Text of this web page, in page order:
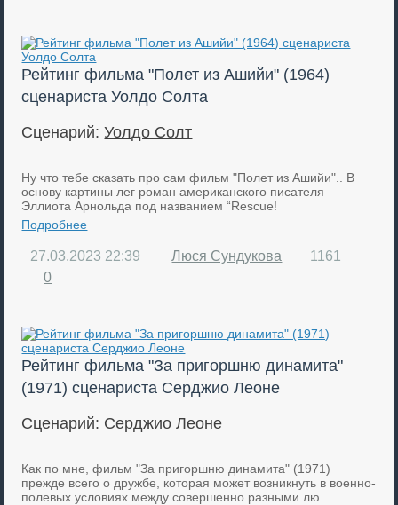
Рейтинг фильма "Полет из Ашийи" (1964)
сценариста Уолдо Солта
Сценарий:Уолдо Солт
Ну что тебе сказать про сам фильм "Полет из Ашийи".. В
основу картины лег роман американского писателя
Эллиота Арнольда под названием “Rescue!
Подробнее
27.03.2023 22:39 Люся Сундукова
1161
0
Рейтинг фильма "За пригоршню динамита"
(1971) сценариста Серджио Леоне
Сценарий: Серджио Леоне
Как по мне, фильм "За пригоршню динамита" (1971)
прежде всего о дружбе, которая может возникнуть в военно-
полевых условиях между совершенно разными лю